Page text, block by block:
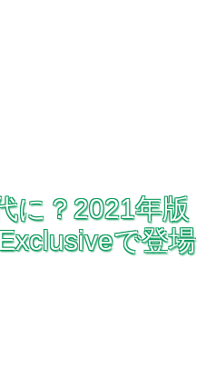
に？2021年版
で登場